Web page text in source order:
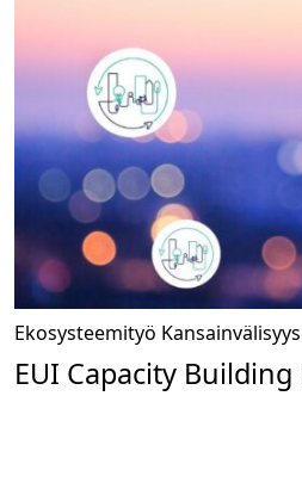
Ekosysteemityö Kansainvälisyys
EUI Capacity Building